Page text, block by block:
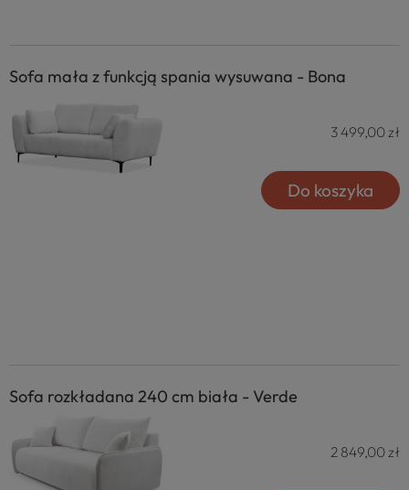
Sofa mała z funkcją spania wysuwana - Bona
3 499,00 zł
Do koszyka
Sofa rozkładana 240 cm biała - Verde
2 849,00 zł